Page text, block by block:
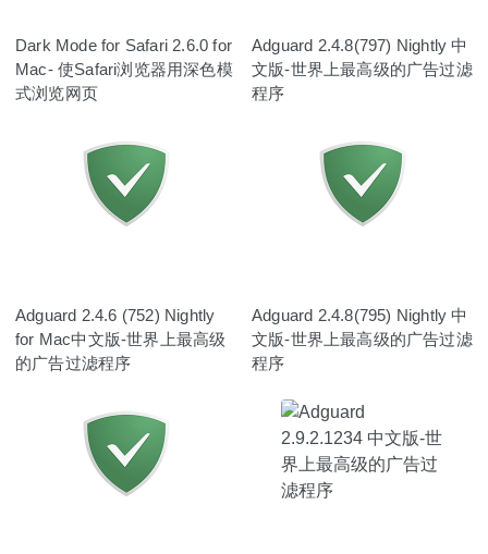
Dark Mode for Safari 2.6.0 for
Mac- 使Safari浏览器用深色模
式浏览网页
Adguard 2.4.8(797) Nightly 中
文版-世界上最高级的广告过滤
程序
Adguard 2.4.6 (752) Nightly
for Mac中文版-世界上最高级
的广告过滤程序
Adguard 2.4.8(795) Nightly 中
文版-世界上最高级的广告过滤
程序